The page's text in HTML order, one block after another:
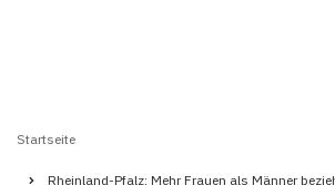
Startseite
Rheinland-Pfalz: Mehr Frauen als Männer